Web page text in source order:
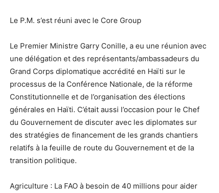
Le P.M. s’est réuni avec le Core Group
Le Premier Ministre Garry Conille, a eu une réunion avec
une délégation et des représentants/ambassadeurs du
Grand Corps diplomatique accrédité en Haïti sur le
processus de la Conférence Nationale, de la réforme
Constitutionnelle et de l’organisation des élections
générales en Haïti. C’était aussi l’occasion pour le Chef
du Gouvernement de discuter avec les diplomates sur
des stratégies de financement de les grands chantiers
relatifs à la feuille de route du Gouvernement et de la
transition politique.
Agriculture : La FAO à besoin de 40 millions pour aider